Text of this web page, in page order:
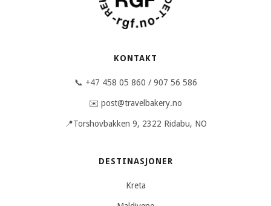
KONTAKT
📞 +47 458 05 860 / 907 56 586
✉️ post@travelbakery.no
📍Torshovbakken 9, 2322 Ridabu, NO
DESTINASJONER
Kreta